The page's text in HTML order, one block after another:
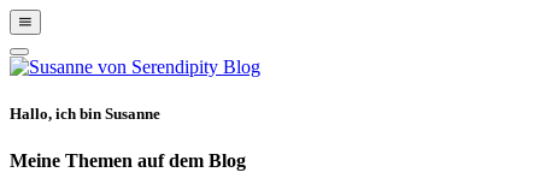
Show
Offscreen
Content
Hide
Offscreen
Hallo, ich bin Susanne
Meine Themen auf dem Blog